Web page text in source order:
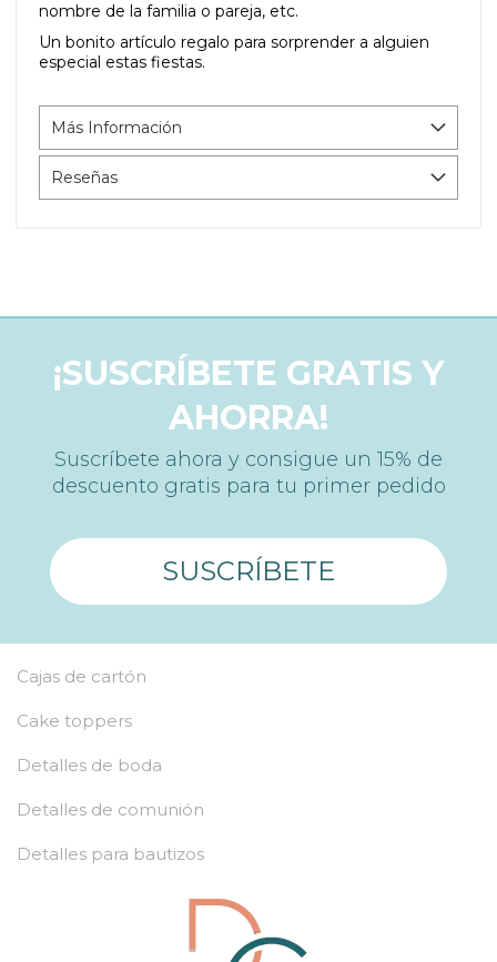
nombre de la familia o pareja, etc.
Un bonito artículo regalo para sorprender a alguien
especial estas fiestas.
Más Información
Reseñas
¡SUSCRÍBETE GRATIS Y
AHORRA!
Suscríbete ahora y consigue un 15% de
descuento gratis para tu primer pedido
SUSCRÍBETE
Cajas de cartón
Cake toppers
Detalles de boda
Detalles de comunión
Detalles para bautizos